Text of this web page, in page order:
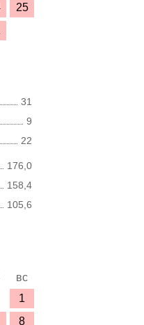
25
31
9
22
176,0
158,4
105,6
вс
1
8